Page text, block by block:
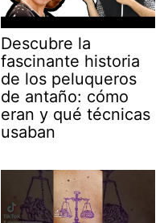
Descubre la
fascinante historia
de los peluqueros
de antaño: cómo
eran y qué técnicas
usaban